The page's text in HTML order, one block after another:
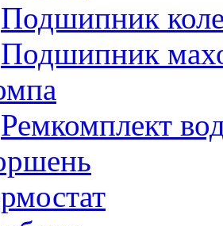
Подшипник
Подшипник
Ремкомплект